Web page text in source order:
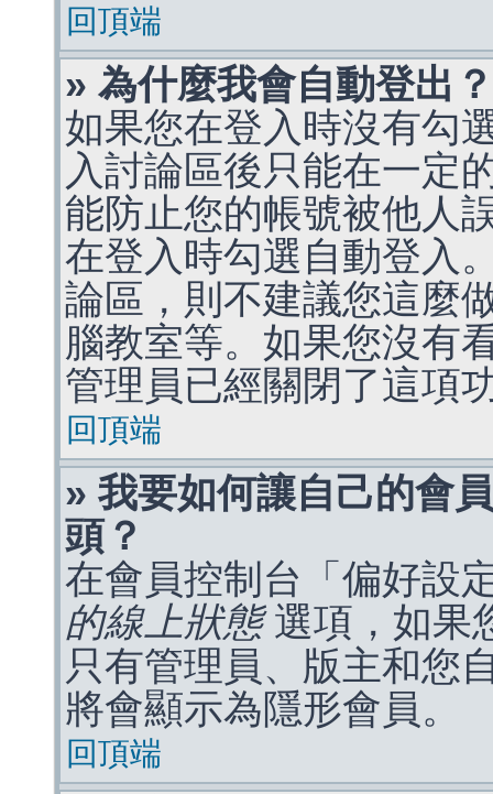
回頂端
» 為什麼我會自動登出？
如果您在登入時沒有勾
入討論區後只能在一定
能防止您的帳號被他人
在登入時勾選自動登入
論區，則不建議您這麼
腦教室等。如果您沒有
管理員已經關閉了這項
回頂端
» 我要如何讓自己的會
頭？
在會員控制台「偏好設
的線上狀態選項，如果
只有管理員、版主和您
將會顯示為隱形會員。
回頂端